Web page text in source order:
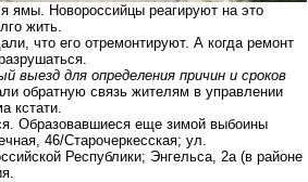
ямы. Новороссийцы реагируют на это
жить.
что его отремонтируют. А когда ремонт
выезд для определения причин и сроков
обратную связь жителям в управлении
кстати.
Образовавшиеся еще зимой выбоины
46/Старочеркесская; ул.
Республики; Энгельса, 2а (в районе